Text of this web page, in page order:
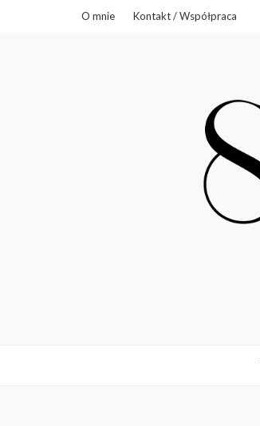
O mnie Kontakt / Współpraca